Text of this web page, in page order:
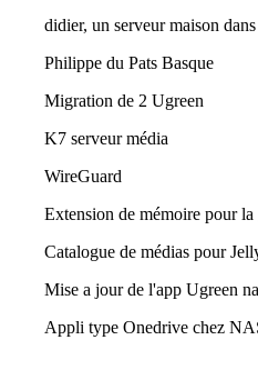
didier, un serveur maison
Philippe du Pats Basque
Migration de 2 Ugreen
K7 serveur média
WireGuard
Extension de mémoire pour
Catalogue de médias pour
Mise a jour de l'app Ugreen
Appli type Onedrive chez